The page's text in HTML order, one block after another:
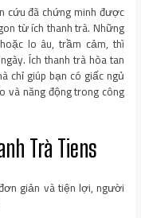
cứu đã chứng minh được
từ ích thanh trà. Những
lo âu, trầm cảm, thì
Ích thanh trà hòa tan
chỉ giúp bạn có giấc ngủ
và năng động trong công
Trà Tiens
giản và tiện lợi, người